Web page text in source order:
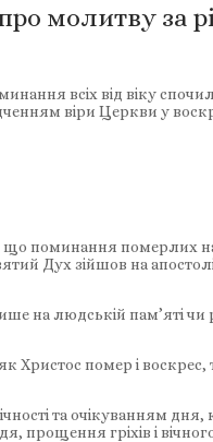
молитву за
всіх від віку
віри Церкви у
поминання померлих
Дух зійшов на
на людській пам’яті
помер і воскрес,
та очікуванням
гріхів і